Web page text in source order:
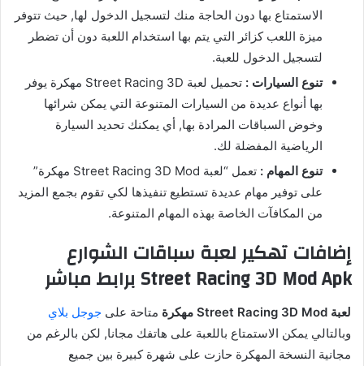
الاستمتاع بها دون الحاجة منك لتسجيل الدخول لها, حيث تتوفر
ميزة اللعب كزائر التي يتم بها استخدام اللعبة دون أن تضطر
لتسجيل الدخول للعبة.
تنوع السيارات :
تحميل لعبة Street Racing 3D مهكرة يوفر
بها أنواع عديدة من السيارات المتنوعة التي يمكن شرائها
وخوض السباقات المرادة بها, أي يمكنك تحديد السيارة
الرياضية المفضلة لك.
تنوع المهام :
تعمل “لعبة Street Racing 3D Mod مهكرة”
على توفير مهام عديدة تستطيع تنفيذها لكي تقوم بجمع المزيد
من المكافآت الخاصة بهذه المهام المتنوعة.
إضافات تهكير لعبة سباقات الشوارع
Street Racing 3D Mod Apk برابط مباشر
لعبة Street Racing 3D Mod مهكرة متاحة على جوجل بلاي
وبالتالي يمكن الاستمتاع باللعبة على هاتفك مجانا, لكن بالرغم من
مجانية النسخة المهكرة حازت على شهرة كبيرة بين جميع